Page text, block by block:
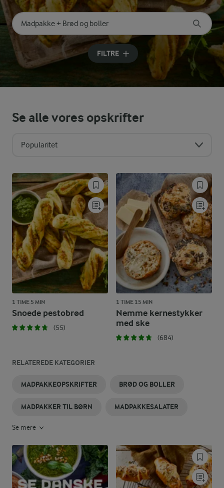
Søg på kategori
Indtast søgeord for at søge
FILTRE
Se alle vores opskrifter
Popularitet
1 TIME 5 MIN
Snoede pestobrød
(55)
1 TIME 15 MIN
Nemme kernestykker
med ske
(684)
RELATEREDE KATEGORIER
MADPAKKEOPSKRIFTER BRØD OG BOLLER
MADPAKKER TIL BØRN MADPAKKESALATER
Se mere